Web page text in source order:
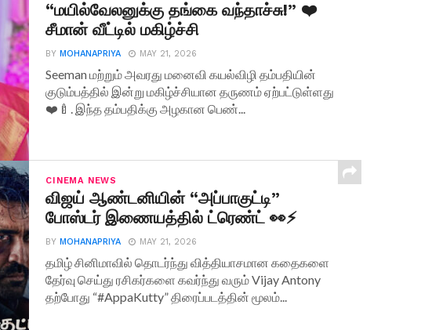
“மயில்வேலனுக்கு தங்கை வந்தாச்சு!” ❤️
சீமான் வீட்டில் மகிழ்ச்சி
BYMOHANAPRIYA MAY 21, 2026
Seeman மற்றும் அவரது மனைவி கயல்விழி தம்பதியின்
குடும்பத்தில் இன்று மகிழ்ச்சியான தருணம் ஏற்பட்டுள்ளது
❤️🍼. இந்த தம்பதிக்கு அழகான பெண்...
CINEMA NEWS
விஜய் ஆண்டனியின் “அப்பாகுட்டி”
போஸ்டர் இணையத்தில் ட்ரெண்ட் 👀⚡
BYMOHANAPRIYA MAY 21, 2026
தமிழ் சினிமாவில் தொடர்ந்து வித்தியாசமான கதைகளை
தேர்வு செய்து ரசிகர்களை கவர்ந்து வரும் Vijay Antony
தற்போது “#AppaKutty” திரைப்படத்தின் மூலம்...